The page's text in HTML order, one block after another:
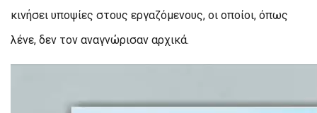
κινήσει υποψίες στους εργαζόμενους, οι οποίοι, όπως
λένε, δεν τον αναγνώρισαν αρχικά.